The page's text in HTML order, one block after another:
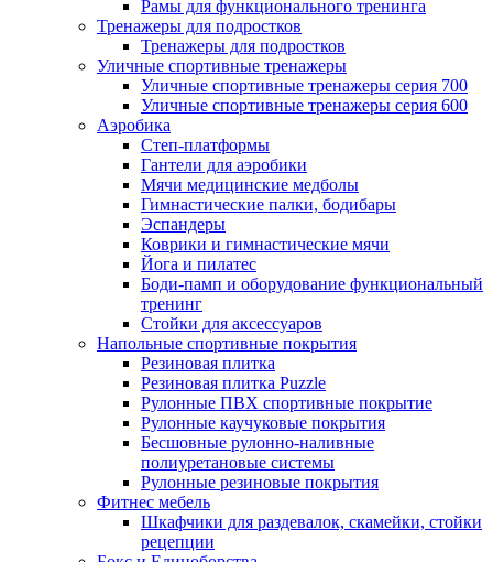
Рамы для функционального тренинга
Тренажеры для подростков
Тренажеры для подростков
Уличные спортивные тренажеры
Уличные спортивные тренажеры серия 700
Уличные спортивные тренажеры серия 600
Аэробика
Степ-платформы
Гантели для аэробики
Мячи медицинские медболы
Гимнастические палки, бодибары
Эспандеры
Коврики и гимнастические мячи
Йога и пилатес
Боди-памп и оборудование функциональный
тренинг
Стойки для аксессуаров
Напольные спортивные покрытия
Резиновая плитка
Резиновая плитка Puzzle
Рулонные ПВХ спортивные покрытие
Рулонные каучуковые покрытия
Бесшовные рулонно-наливные
полиуретановые системы
Рулонные резиновые покрытия
Фитнес мебель
Шкафчики для раздевалок, скамейки, стойки
рецепции